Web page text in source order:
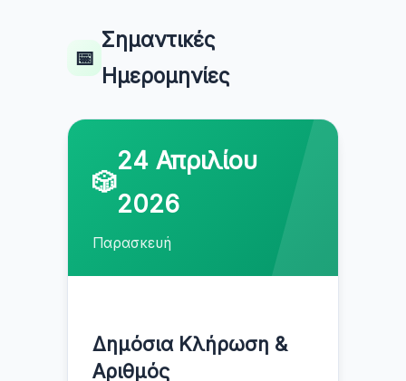
📅
Σημαντικές
Ημερομηνίες
🎲
24 Απριλίου
2026
Παρασκευή
Δημόσια Κλήρωση &
Αριθμός